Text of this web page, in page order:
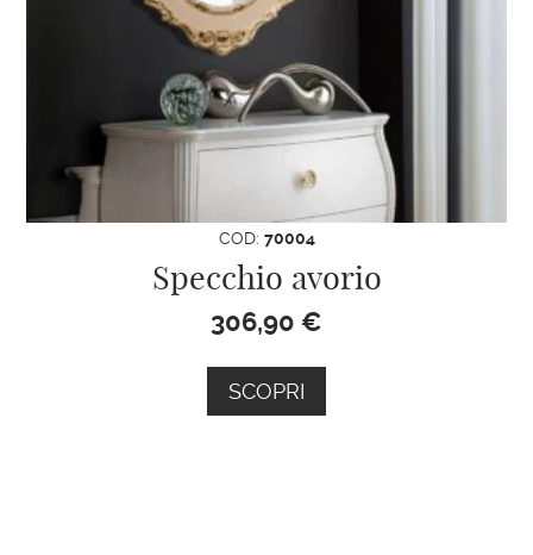
COD: 70004
Specchio avorio
306,90 €
SCOPRI